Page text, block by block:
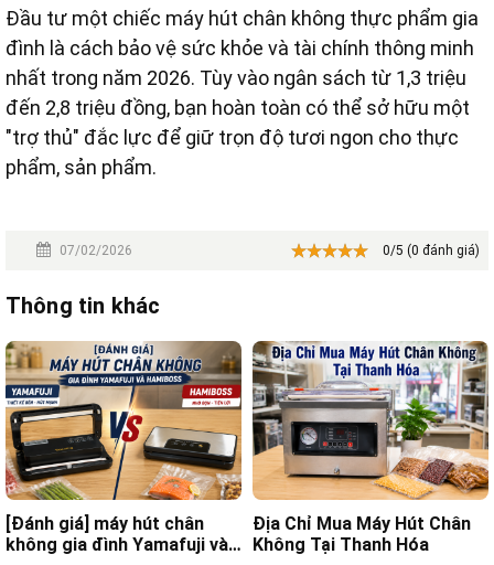
Đầu tư một chiếc máy hút chân không thực phẩm gia
đình là cách bảo vệ sức khỏe và tài chính thông minh
nhất trong năm 2026. Tùy vào ngân sách từ 1,3 triệu
đến 2,8 triệu đồng, bạn hoàn toàn có thể sở hữu một
"trợ thủ" đắc lực để giữ trọn độ tươi ngon cho thực
phẩm, sản phẩm.
07/02/2026 0/5 (0 đánh giá)
Thông tin khác
[Đánh giá] máy hút chân
không gia đình Yamafuji và
Địa Chỉ Mua Máy Hút Chân
Không Tại Thanh Hóa